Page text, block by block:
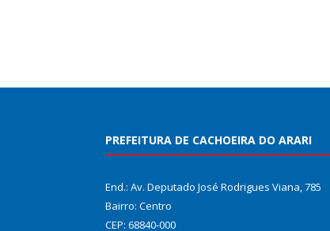
PREFEITURA DE CACHOEIRA DO ARARI
End.: Av. Deputado José Rodrigues Viana, 785
Bairro: Centro
CEP: 68840-000